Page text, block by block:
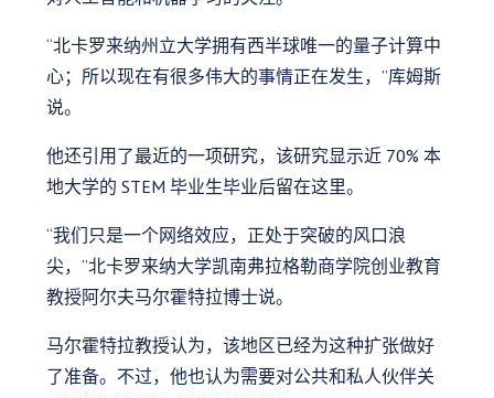
“北卡罗来纳州立大学拥有西半球唯一的量子计算中
心；所以现在有很多伟大的事情正在发生，”库姆斯
说。
他还引用了最近的一项研究，该研究显示近 70% 本
地大学的 STEM 毕业生毕业后留在这里。
“我们只是一个网络效应，正处于突破的风口浪
尖，”北卡罗来纳大学凯南弗拉格勒商学院创业教育
教授阿尔夫马尔霍特拉博士说。
马尔霍特拉教授认为，该地区已经为这种扩张做好
了准备。不过，他也认为需要对公共和私人伙伴关